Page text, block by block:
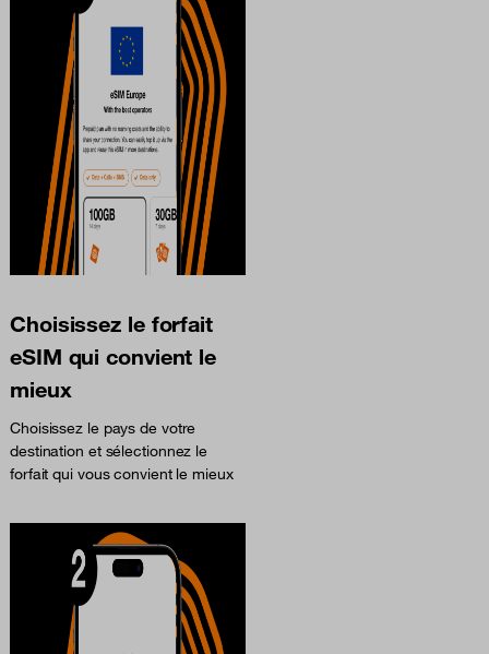
Choisissez le forfait
eSIM qui convient le
mieux
Choisissez le pays de votre
destination et sélectionnez le
forfait qui vous convient le mieux